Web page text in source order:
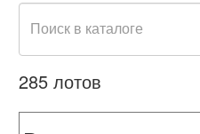
285 лотов